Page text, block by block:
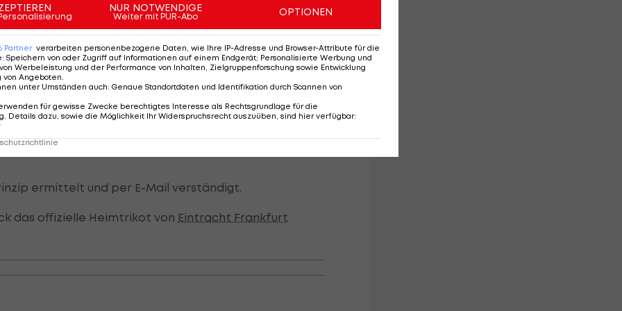
25
ermittelt und per E-Mail verständigt.
das offizielle Heimtrikot von Eintracht Frankfurt
NUR NOTWENDIGE
Weiter mit PUR-Abo OPTIONEN
Partner verarbeiten personenbezogene Daten, wie Ihre IP-Adresse und Browser-Attribute für die
: Speichern von oder Zugriff auf Informationen auf einem Endgerät; Personalisierte Werbung und
Werbeleistung und der Performance von Inhalten, Zielgruppenforschung sowie Entwicklung
von Angeboten.
unter Umständen auch: Genaue Standortdaten und Identifikation durch Scannen von
für gewisse Zwecke berechtigtes Interesse als Rechtsgrundlage für die
Details dazu, sowie die Möglichkeit Ihr Widerspruchsrecht auszuüben, sind hier verfügbar: